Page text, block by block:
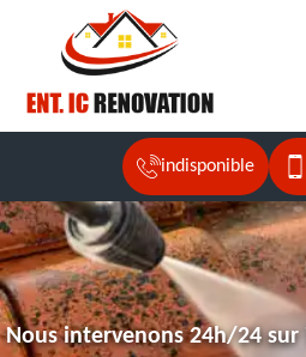
indisponible
Nous intervenons 24h/24 sur